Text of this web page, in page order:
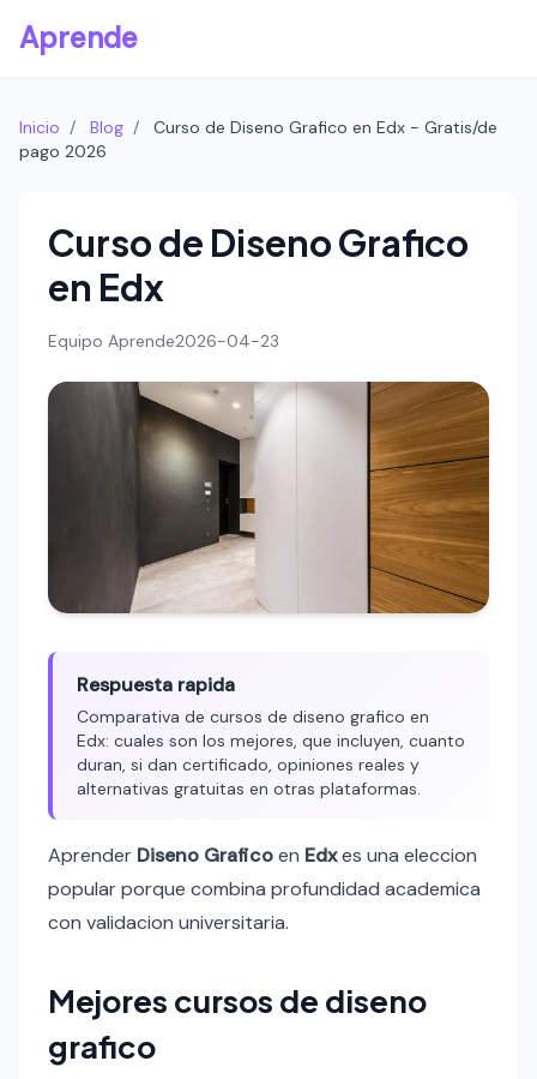
Aprende
Inicio / Blog /
Curso de Diseno Grafico en Edx - Gratis/de
pago 2026
Curso de Diseno Grafico
en Edx
Equipo Aprende2026-04-23
Respuesta rapida
Comparativa de cursos de diseno grafico en
Edx: cuales son los mejores, que incluyen, cuanto
duran, si dan certificado, opiniones reales y
alternativas gratuitas en otras plataformas.
Aprender Diseno Graficoen Edxes una eleccion
popular porque combina profundidad academica
con validacion universitaria.
Mejores cursos de diseno
grafico